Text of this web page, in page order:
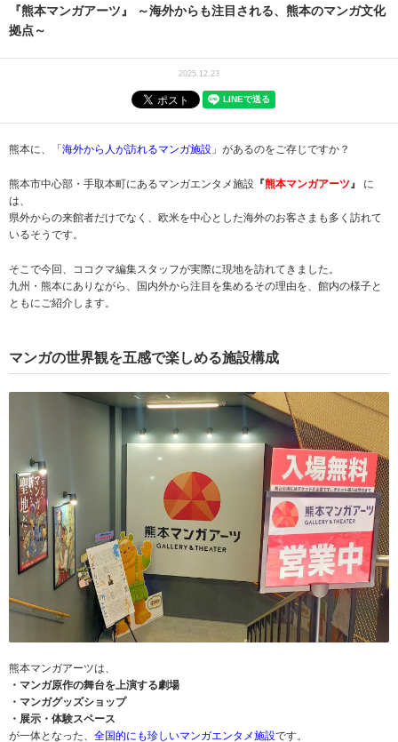
『熊本マンガアーツ』 ～海外からも注目される、熊本のマンガ文化
拠点～
2025.12.23
熊本に、「 海外から人が訪れるマンガ施設 」があるのをご存じですか？
熊本市中心部・手取本町にあるマンガエンタメ施設 『熊本マンガアーツ』
に
は、
県外からの来館者だけでなく、欧米を中心とした海外のお客さまも多く訪れて
いるそうです。
そこで今回、ココクマ編集スタッフが実際に現地を訪れてきました。
九州・熊本にありながら、国内外から注目を集めるその理由を、館内の様子と
ともにご紹介します。
マンガの世界観を五感で楽しめる施設構成
熊本マンガアーツは、
・マンガ原作の舞台を上演する劇場
・マンガグッズショップ
・展示・体験スペース
が一体となった、 全国的にも珍しいマンガエンタメ施設です。